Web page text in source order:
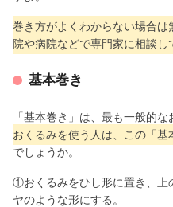
巻き方がよくわからない場合
院や病院などで専門家に相談
基本巻き
「基本巻き」は、最も一般的な
おくるみを使う人は、この「
でしょうか。
①おくるみをひし形に置き、上
ヤのような形にする。